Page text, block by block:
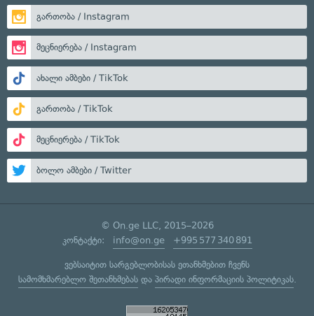
გართობა / Instagram
მეცნიერება / Instagram
ახალი ამბები / TikTok
გართობა / TikTok
მეცნიერება / TikTok
ბოლო ამბები / Twitter
© On.ge LLC, 2015–2026
კონტაქტი: info@on.ge +995 577 340 891
ვებსაიტით სარგებლობისას ეთანხმებით ჩვენს
სამომხმარებლო შეთანხმებასდა პირადი ინფორმაციის პოლიტიკას.